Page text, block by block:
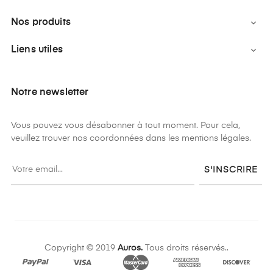
Nos produits 
Liens utiles 
Notre newsletter
Vous pouvez vous désabonner à tout moment. Pour cela,
veuillez trouver nos coordonnées dans les mentions légales.
S'INSCRIRE
Copyright © 2019 Auros. Tous droits réservés..